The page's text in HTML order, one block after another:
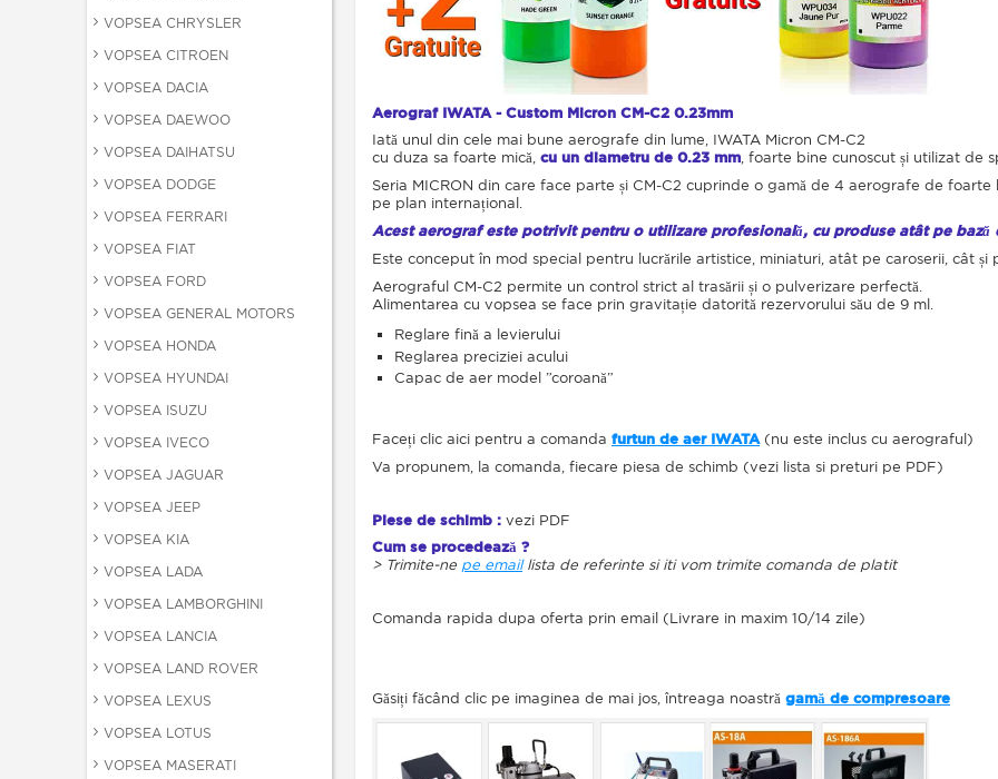
VOPSEA CHRYSLER
VOPSEA CITROEN
VOPSEA DACIA
VOPSEA DAEWOO
VOPSEA DAIHATSU
VOPSEA DODGE
VOPSEA FERRARI
VOPSEA FIAT
VOPSEA FORD
VOPSEA GENERAL MOTORS
VOPSEA HONDA
VOPSEA HYUNDAI
VOPSEA ISUZU
VOPSEA IVECO
VOPSEA JAGUAR
VOPSEA JEEP
VOPSEA KIA
VOPSEA LADA
VOPSEA LAMBORGHINI
VOPSEA LANCIA
VOPSEA LAND ROVER
VOPSEA LEXUS
VOPSEA LOTUS
VOPSEA MASERATI
Aerograf IWATA - Custom Micron CM-C2 0.23mm
Iată unul din cele mai bune aerografe din lume, IWATA Micron CM-C2
cu duza sa foarte mică, cu un diametru de 0.23 mm , foarte bine cunoscut și utilizat de
Seria MICRON din care face parte și CM-C2 cuprinde o gamă de 4 aerografe de
pe plan internațional.
Acest aerograf este potrivit pentru o utilizare profesională, cu produse atât pe bază
Este conceput în mod special pentru lucrările artistice, miniaturi, atât pe caroserii, cât și
Aerograful CM-C2 permite un control strict al trasării și o pulverizare perfectă.
Alimentarea cu vopsea se face prin gravitație datorită rezervorului său de 9 ml.
Reglare fină a levierului
Reglarea preciziei acului
Capac de aer model ”coroană”
Faceți clic aici pentru a comanda furtun de aer IWATA (nu este inclus cu aerograful)
Va propunem, la comanda, fiecare piesa de schimb (vezi lista si preturi pe PDF)
Piese de schimb : vezi PDF
Cum se procedează ?
> Trimite-ne pe emaillista de referinte si iti vom trimite comanda de platit
Comanda rapida dupa oferta prin email (Livrare in maxim 10/14 zile)
Găsiți făcând clic pe imaginea de mai jos, întreaga noastră gamă de compresoare